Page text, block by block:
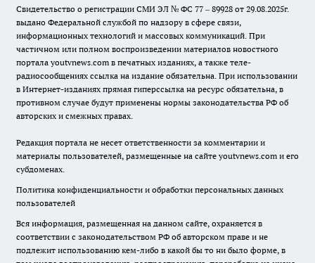
Свидетельство о регистрации СМИ ЭЛ № ФС 77 – 89928 от 29.08.2025г.
выдано Федеральной службой по надзору в сфере связи,
информационных технологий и массовых коммуникаций. При
частичном или полном воспроизведении материалов новостного
портала youtvnews.com в печатных изданиях, а также теле-
радиосообщениях ссылка на издание обязательна. При использовании
в Интернет-изданиях прямая гиперссылка на ресурс обязательна, в
противном случае будут применены нормы законодательства РФ об
авторских и смежных правах.
Редакция портала не несет ответственности за комментарии и
материалы пользователей, размещенные на сайте youtvnews.com и его
субдоменах.
Политика конфиденциальности и обработки персональных данных
пользователей
Вся информация, размещенная на данном сайте, охраняется в
соответствии с законодательством РФ об авторском праве и не
подлежит использованию кем-либо в какой бы то ни было форме, в